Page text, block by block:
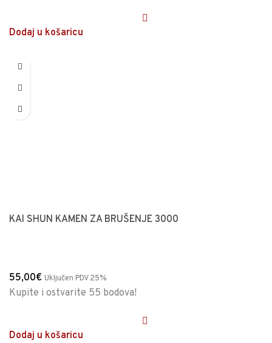
Dodaj u košaricu
KAI SHUN KAMEN ZA BRUŠENJE 3000
55,00€ Uključen PDV 25%
Kupite i ostvarite 55 bodova!
Dodaj u košaricu